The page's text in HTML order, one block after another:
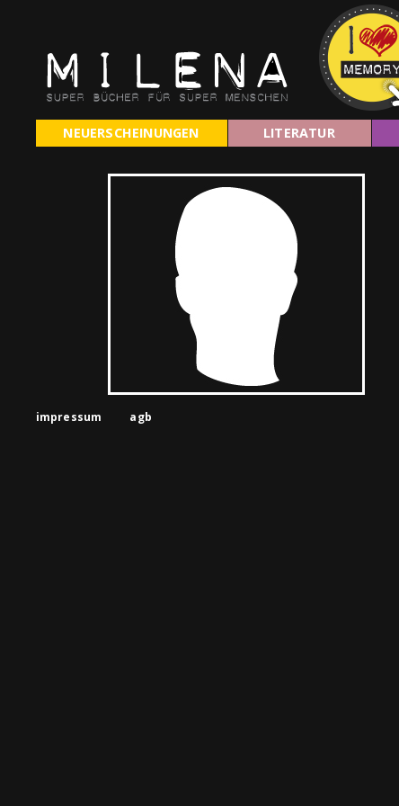
NEUERSCHEINUNGEN LITERATUR
impressum agb